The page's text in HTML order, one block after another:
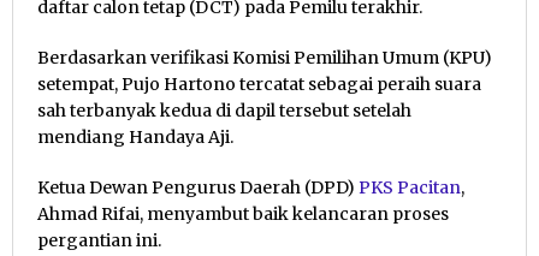
daftar calon tetap (DCT) pada Pemilu terakhir.
Berdasarkan verifikasi Komisi Pemilihan Umum (KPU)
setempat, Pujo Hartono tercatat sebagai peraih suara
sah terbanyak kedua di dapil tersebut setelah
mendiang Handaya Aji.
Ketua Dewan Pengurus Daerah (DPD) PKS Pacitan,
Ahmad Rifai, menyambut baik kelancaran proses
pergantian ini.